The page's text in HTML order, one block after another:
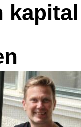
kapital